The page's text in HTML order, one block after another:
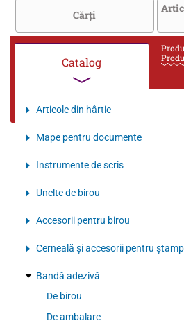
Cărţi
Catalog
Articole din hârtie
Mape pentru documente
Instrumente de scris
Unelte de birou
Accesorii pentru birou
Cerneală şi accesorii pentru
Bandă adezivă
De birou
De ambalare